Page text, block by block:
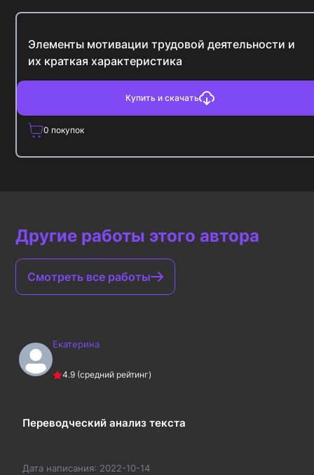
Элементы мотивации трудовой деятельности и
их краткая характеристика
Купить и скачать
0 покупок
Другие работы этого автора
Смотреть все работы
Екатерина
4.9 (средний рейтинг)
Переводческий анализ текста
Дата написания: 2022-10-14